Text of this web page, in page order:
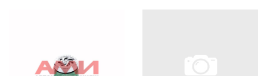
БЫСТРЫЙ ПРОСМОТР